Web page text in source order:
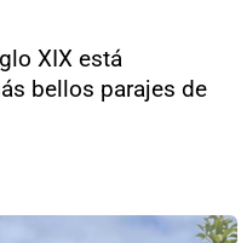
XIX está
bellos parajes de